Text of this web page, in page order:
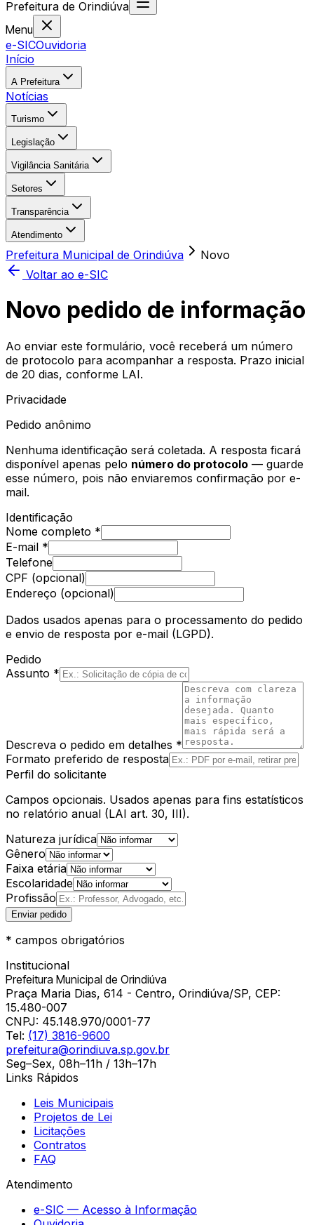
Prefeitura de Orindiúva
Menu
e-SICOuvidoria
Início
A Prefeitura
Notícias
Turismo
Legislação
Vigilância Sanitária
Setores
Transparência
Atendimento
Prefeitura Municipal de Orindiúva
Novo
Voltar ao e-SIC
Novo pedido de informação
Ao enviar este formulário, você receberá um número
de protocolo para acompanhar a resposta. Prazo inicial
de 20 dias, conforme LAI.
Privacidade
Pedido anônimo
Nenhuma identificação será coletada. A resposta ficará
disponível apenas pelo número do protocolo — guarde
esse número, pois não enviaremos confirmação por e-
mail.
Identificação
Nome completo *
E-mail *
Telefone
CPF (opcional)
Endereço (opcional)
Dados usados apenas para o processamento do pedido
e envio de resposta por e-mail (LGPD).
Pedido
Assunto *
Descreva o pedido em detalhes *
Formato preferido de resposta
Perfil do solicitante
Campos opcionais. Usados apenas para fins estatísticos
no relatório anual (LAI art. 30, III).
Natureza jurídica
Gênero
Faixa etária
Escolaridade
Profissão
Enviar pedido
* campos obrigatórios
Institucional
Prefeitura Municipal de Orindiúva
Praça Maria Dias, 614 - Centro, Orindiúva/SP, CEP:
15.480-007
CNPJ: 45.148.970/0001-77
Tel: (17) 3816-9600
prefeitura@orindiuva.sp.gov.br
Seg–Sex, 08h–11h / 13h–17h
Links Rápidos
Leis Municipais
Projetos de Lei
Licitações
Contratos
FAQ
Atendimento
e-SIC — Acesso à Informação